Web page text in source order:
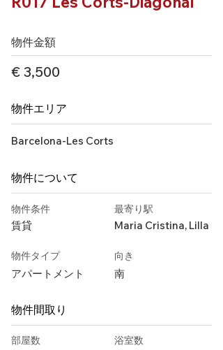
物件金額
€ 3,500
物件エリア
Barcelona-Les Corts
物件について
物件条件
賃貸
最寄り駅
Maria Cristina, Lilla
物件タイプ
アパートメント
向き
南
物件間取り
部屋数 浴室数